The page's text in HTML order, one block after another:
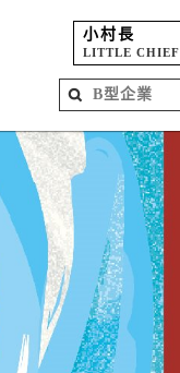
小村長
LITTLE CHIEF